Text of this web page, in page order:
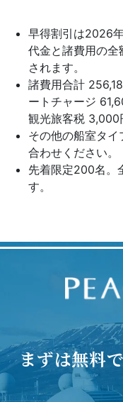
早得割引は2026
代金と諸費用の全
されます。
諸費用合計
ートチャージ
観光旅客税 3,000
その他の船室タ
合わせください。
先着限定200名。
す。
まずは無料